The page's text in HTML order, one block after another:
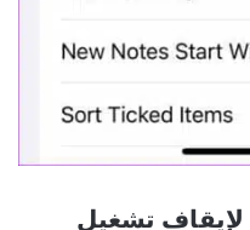
لإيقاف تشغيل